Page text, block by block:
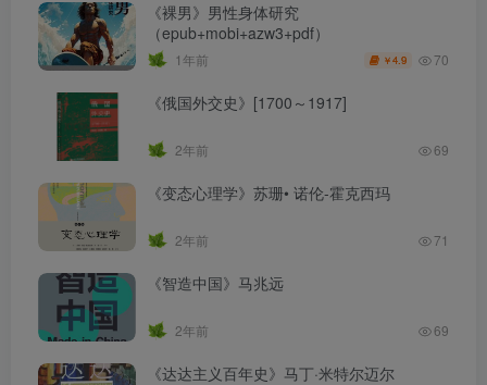
《裸男》男性身体研究
（epub+mobi+azw3+pdf）
1年前 ￥4.9 70
《俄国外交史》[1700～1917]
2年前 69
《变态心理学》苏珊• 诺伦-霍克西玛
2年前 71
《智造中国》马兆远
2年前 69
《达达主义百年史》马丁·米特尔迈尔